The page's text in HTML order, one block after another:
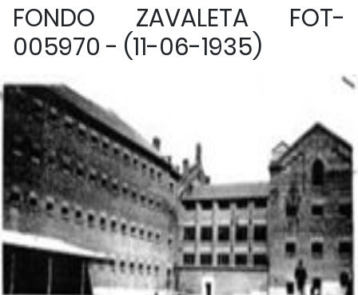
FONDO ZAVALETA FOT-
005970 - (11-06-1935)